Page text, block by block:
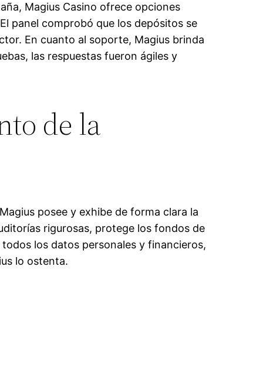
Magius Casino ofrece opciones
panel comprobó que los depósitos se
En cuanto al soporte, Magius brinda
las respuestas fueron ágiles y
de la
posee y exhibe de forma clara la
rigurosas, protege los fondos de
los datos personales y financieros,
lo ostenta.